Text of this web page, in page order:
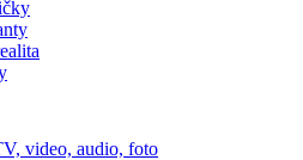
video, audio, foto